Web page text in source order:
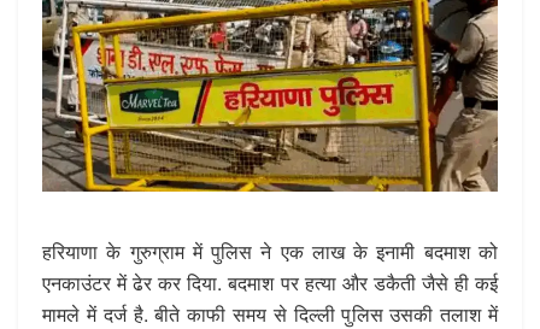
हरियाणा के गुरुग्राम में पुलिस ने एक लाख के इनामी बदमाश को
एनकाउंटर में ढेर कर दिया. बदमाश पर हत्या और डकैती जैसे ही कई
मामले में दर्ज है. बीते काफी समय से दिल्ली पुलिस उसकी तलाश में